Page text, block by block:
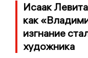
Исаак
как
изгнание
художника